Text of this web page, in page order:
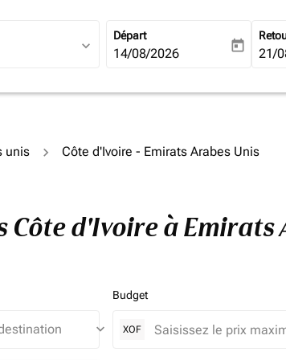
expand_more
Départ
fc-booking-departure-date-
14/08/2026 today fc-
21/
unis Côte d'Ivoire - Emirats Arabes Unis
d'Ivoire à Emirats
keyboard_arrow_down
Budget
XOF